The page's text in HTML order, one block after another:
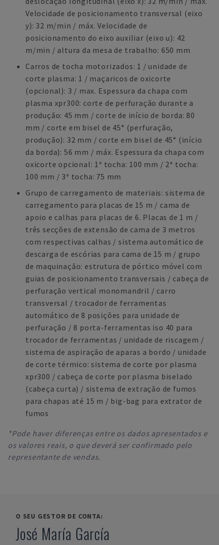
Velocidade de posicionamento transversal (eixo
y): 32 m/min / máx. Velocidade de
posicionamento do eixo auxiliar (eixo u): 42
m/min / altura da mesa de trabalho: 650 mm
Carros de tocha motorizados: 1 / unidade de
corte plasma: 1 / maçaricos de oxicorte
(opcional): 3 / max. Espessura da chapa com
plasma xpr300: corte de perfuração durante a
produção: 45 mm / corte de início de borda: 80
mm / corte em bisel de 45° (perfuração,
produção): 32 mm / corte em bisel de 45° (início
da borda): 56 mm / máx. Espessura da chapa com
oxicorte opcional: 1ª tocha: 100 mm / 2ª tocha:
100 mm / 3ª tocha: 75 mm
Grupo de carregamento de materiais: sistema de
carregamento para placas de 15 m / cama de
apoio e calhas para placas de 6. Placas de 1 m /
três secções de extensão de cama de 3 metros
com respectivas calhas / sistema automático de
descarga de escórias para cama de 15 m / grupo
de maquinação: estrutura de pórtico móvel com
guias de posicionamento transversais / cabeça de
perfuração vertical monomandril / carro
transversal / trocador de ferramentas
automático de 8 posições para unidade de
perfuração / 8 porta-ferramentas iso 40 para
trocador de ferramentas / unidade de riscagem /
sistema de aspiração de aparas a bordo / unidade
de corte térmico: sistema de corte por plasma
xpr300 / cabeça de corte por plasma biselado
(cabeça curta) / sistema de extração de fumos
para chapas até 15 m / big-bag para extrator de
fumos
*Pode haver diferenças entre os dados apresentados e
os valores reais, o que deverá ser confirmado pelo
representante de vendas.
O SEU GESTOR DE CONTA:
José María García